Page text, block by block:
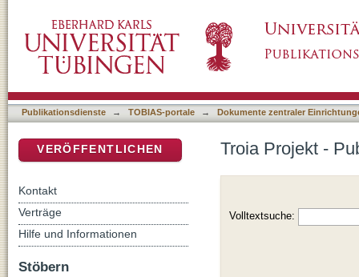
Publikationsdienste → TOBIAS-portale → Dokumente zentraler
Troia Projekt -
Volltextsuche:
VERÖFFENTLICHEN
Kontakt
Verträge
Hilfe und Informationen
Stöbern